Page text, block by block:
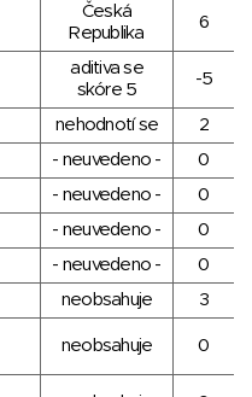
Česká
Republika
6
aditiva se
skóre 5
-5
nehodnotí se
2
- neuvedeno -
0
- neuvedeno -
0
- neuvedeno -
0
- neuvedeno -
0
neobsahuje
3
neobsahuje 0